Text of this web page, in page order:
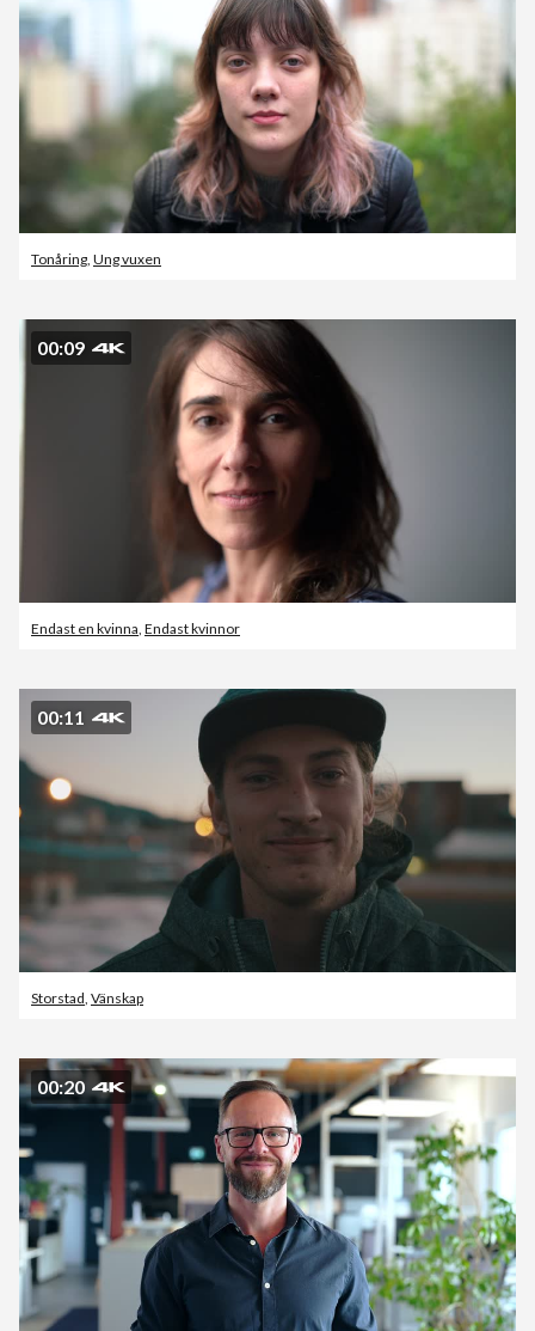
Tonåring Ung vuxen
00:09
Endast en kvinna Endast kvinnor
00:11
Storstad Vänskap
00:20